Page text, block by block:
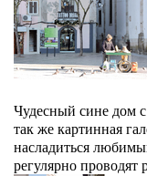
Чудесный сине дом
так же картинная
насладиться
регулярно проводят